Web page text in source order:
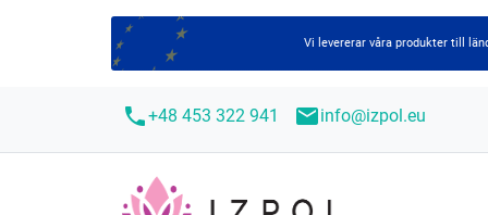
Vi levererar våra produkter till
call+48 453 322 941 mailinfo@izpol.eu